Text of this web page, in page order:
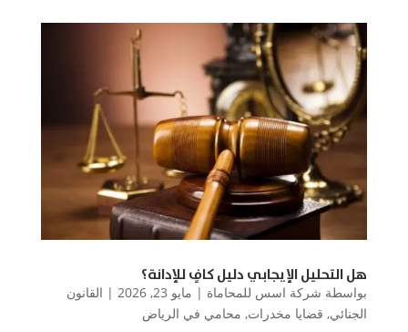
هل التحليل الإيجابي دليل كافٍ للإدانة؟
بواسطة شركة اسس للمحاماة | مايو 23, 2026 | القانون
الجنائي, قضايا مخدرات, محامي في الرياض